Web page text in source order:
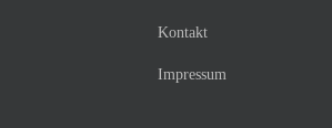
Kontakt
Impressum